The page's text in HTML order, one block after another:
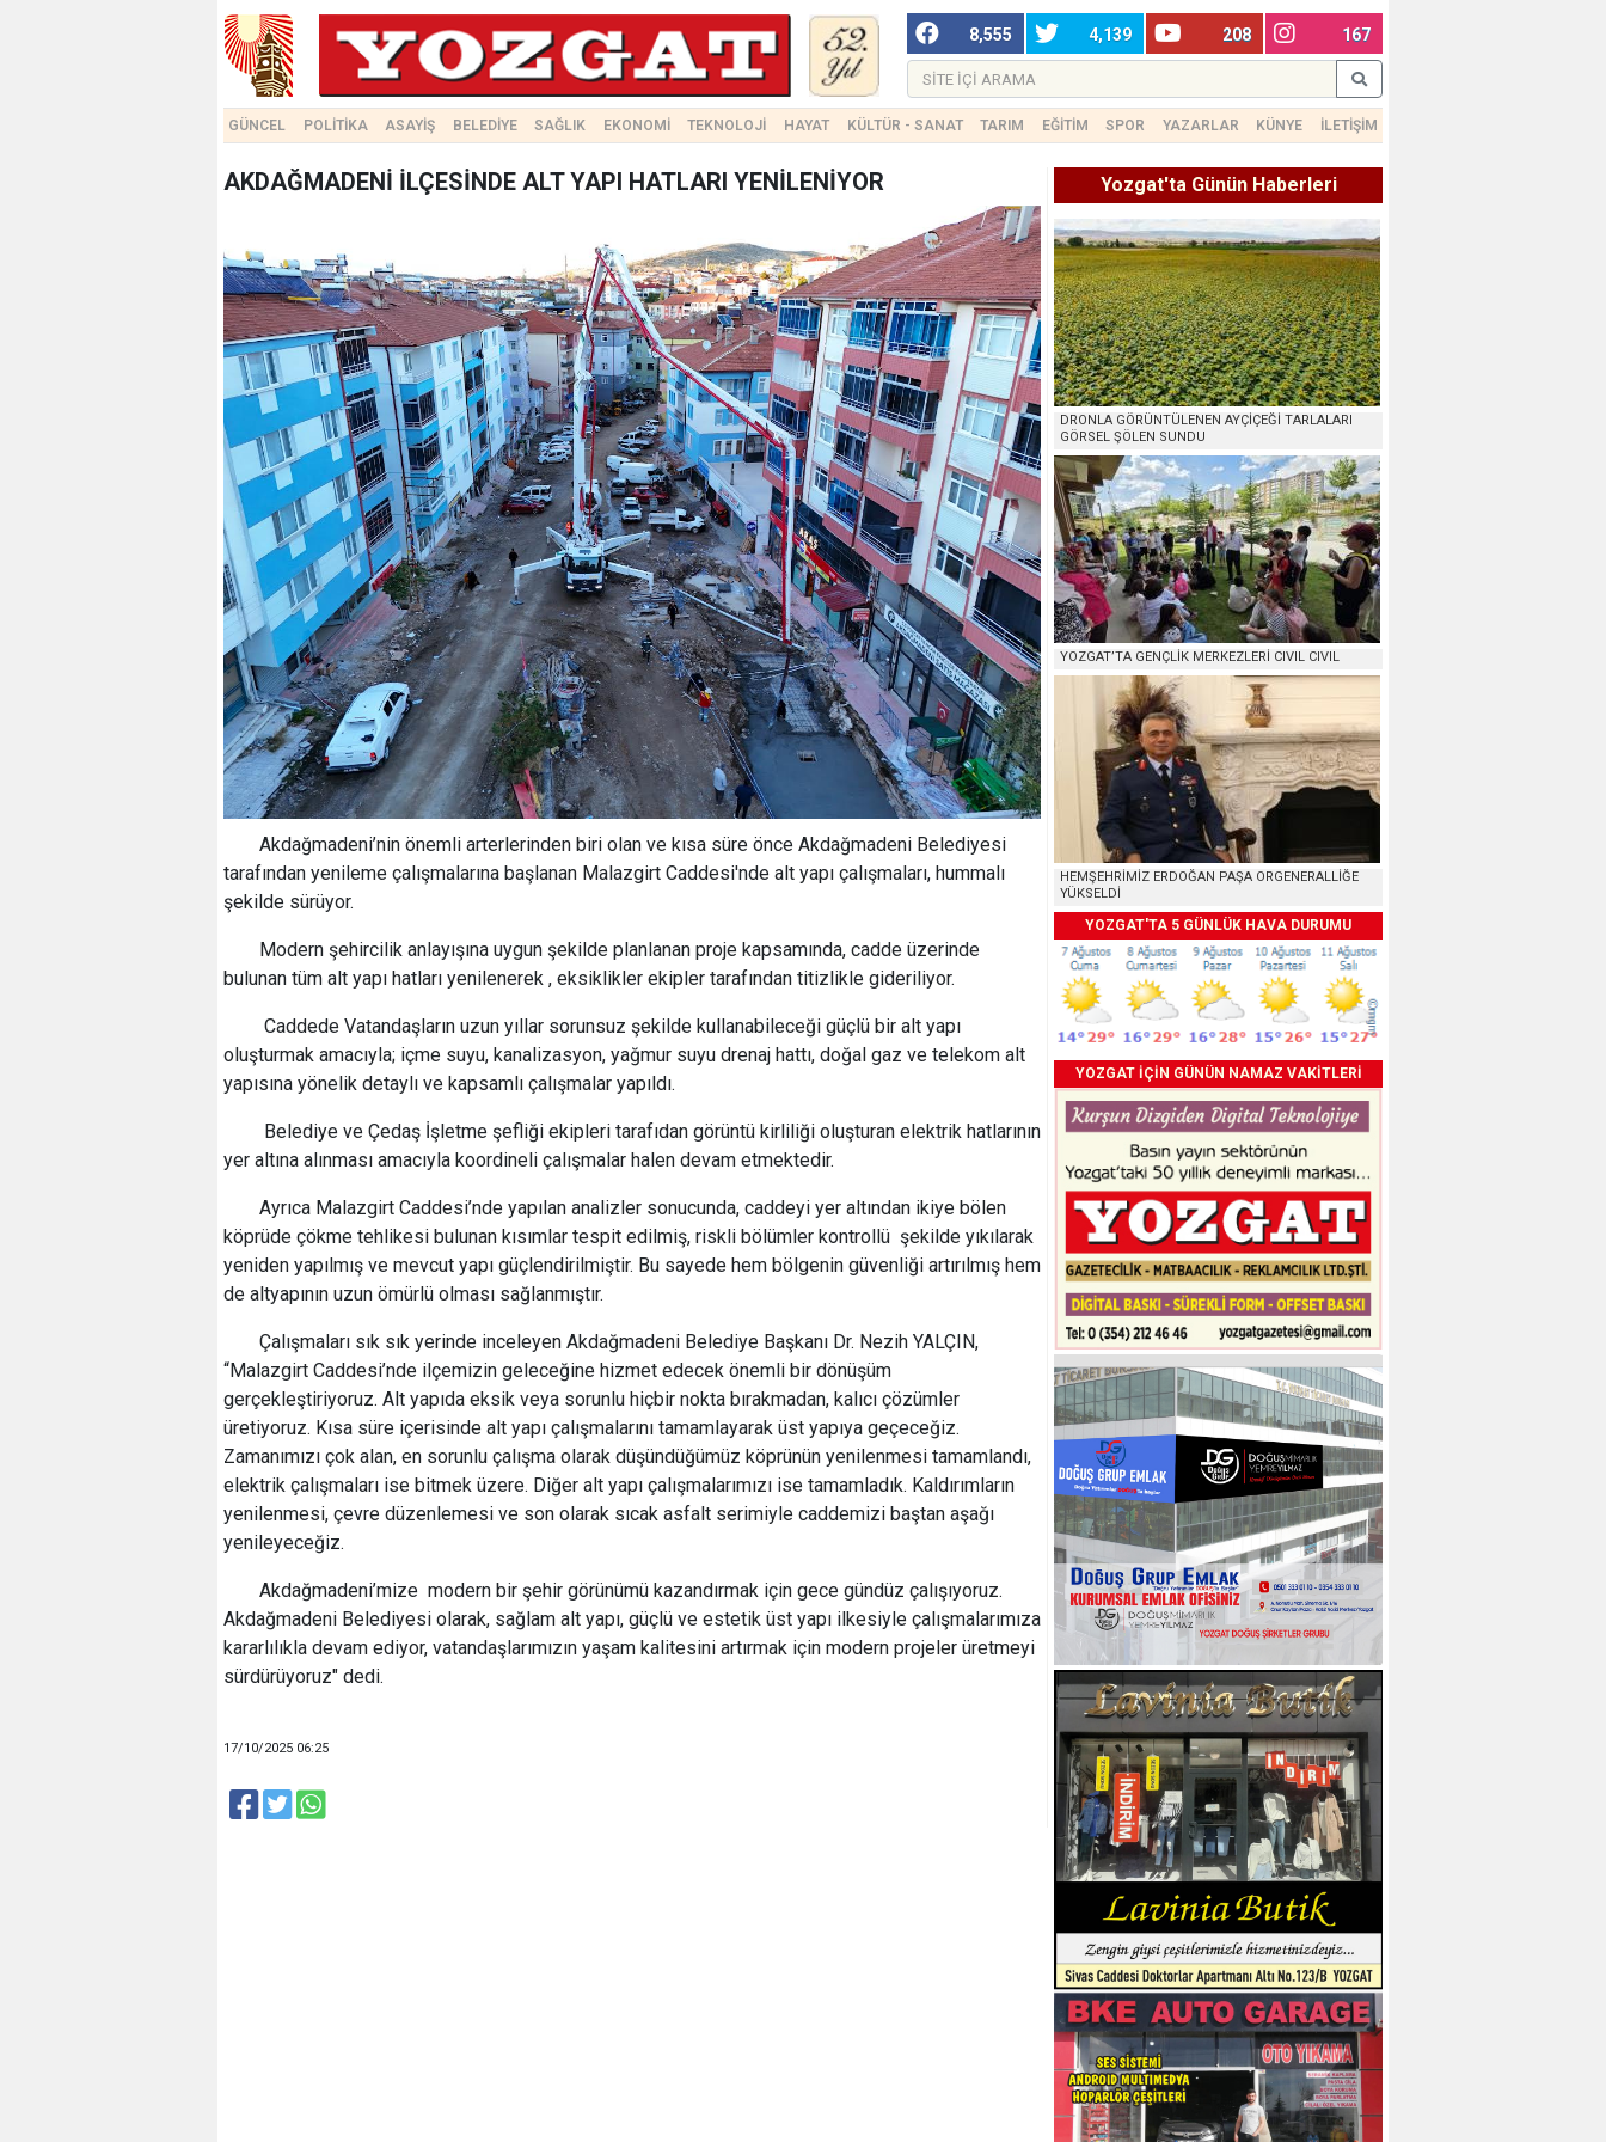
8,555 4,139 208 167
GÜNCEL POLİTİKA ASAYİŞ BELEDİYE SAĞLIK EKONOMİ TEKNOLOJİ HAYAT KÜLTÜR - SANAT TARIM EĞİTİM SPOR YAZARLAR KÜNYE İLETİŞİM
AKDAĞMADENİ İLÇESİNDE ALT YAPI HATLARI YENİLENİYOR
Akdağmadeni’nin önemli arterlerinden biri olan ve kısa süre önce Akdağmadeni Belediyesi
tarafından yenileme çalışmalarına başlanan Malazgirt Caddesi'nde alt yapı çalışmaları, hummalı
şekilde sürüyor.
Modern şehircilik anlayışına uygun şekilde planlanan proje kapsamında, cadde üzerinde
bulunan tüm alt yapı hatları yenilenerek , eksiklikler ekipler tarafından titizlikle gideriliyor.
Caddede Vatandaşların uzun yıllar sorunsuz şekilde kullanabileceği güçlü bir alt yapı
oluşturmak amacıyla; içme suyu, kanalizasyon, yağmur suyu drenaj hattı, doğal gaz ve telekom alt
yapısına yönelik detaylı ve kapsamlı çalışmalar yapıldı.
Belediye ve Çedaş İşletme şefliği ekipleri tarafıdan görüntü kirliliği oluşturan elektrik hatlarının
yer altına alınması amacıyla koordineli çalışmalar halen devam etmektedir.
Ayrıca Malazgirt Caddesi’nde yapılan analizler sonucunda, caddeyi yer altından ikiye bölen
köprüde çökme tehlikesi bulunan kısımlar tespit edilmiş, riskli bölümler kontrollü şekilde yıkılarak
yeniden yapılmış ve mevcut yapı güçlendirilmiştir. Bu sayede hem bölgenin güvenliği artırılmış hem
de altyapının uzun ömürlü olması sağlanmıştır.
Çalışmaları sık sık yerinde inceleyen Akdağmadeni Belediye Başkanı Dr. Nezih YALÇIN,
“Malazgirt Caddesi’nde ilçemizin geleceğine hizmet edecek önemli bir dönüşüm
gerçekleştiriyoruz. Alt yapıda eksik veya sorunlu hiçbir nokta bırakmadan, kalıcı çözümler
üretiyoruz. Kısa süre içerisinde alt yapı çalışmalarını tamamlayarak üst yapıya geçeceğiz.
Zamanımızı çok alan, en sorunlu çalışma olarak düşündüğümüz köprünün yenilenmesi tamamlandı,
elektrik çalışmaları ise bitmek üzere. Diğer alt yapı çalışmalarımızı ise tamamladık. Kaldırımların
yenilenmesi, çevre düzenlemesi ve son olarak sıcak asfalt serimiyle caddemizi baştan aşağı
yenileyeceğiz.
Akdağmadeni’mize modern bir şehir görünümü kazandırmak için gece gündüz çalışıyoruz.
Akdağmadeni Belediyesi olarak, sağlam alt yapı, güçlü ve estetik üst yapı ilkesiyle çalışmalarımıza
kararlılıkla devam ediyor, vatandaşlarımızın yaşam kalitesini artırmak için modern projeler üretmeyi
sürdürüyoruz" dedi.
17/10/2025 06:25
Yozgat'ta Günün Haberleri
DRONLA GÖRÜNTÜLENEN AYÇİÇEĞİ TARLALARI
GÖRSEL ŞÖLEN SUNDU
YOZGAT’TA GENÇLİK MERKEZLERİ CIVIL CIVIL
HEMŞEHRİMİZ ERDOĞAN PAŞA ORGENERALLİĞE
YÜKSELDİ
YOZGAT'TA 5 GÜNLÜK HAVA DURUMU
YOZGAT İÇİN GÜNÜN NAMAZ VAKİTLERİ